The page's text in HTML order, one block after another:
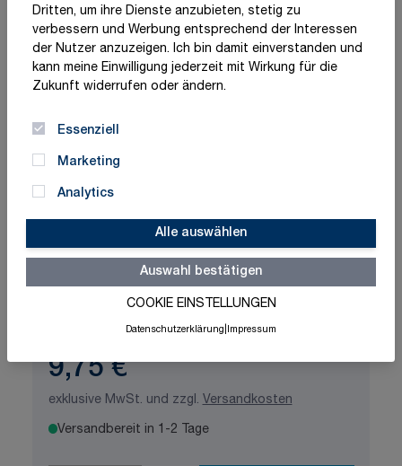
Dritten, um ihre Dienste anzubieten, stetig zu
verbessern und Werbung entsprechend der Interessen
der Nutzer anzuzeigen. Ich bin damit einverstanden und
kann meine Einwilligung jederzeit mit Wirkung für die
Zukunft widerrufen oder ändern.
Essenziell
Marketing
Analytics
Alle auswählen
Auswahl bestätigen
COOKIE EINSTELLUNGEN
Datenschutzerklärung Impressum
ISO-zertifizierte Qualität
9,75 €
exklusive MwSt. und zzgl. Versandkosten
Versandbereit in 1-2 Tage